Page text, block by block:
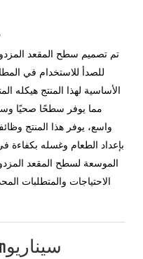
تم تصميم سطح المقعد
للصدأ للاستخدام في
الأساسية لهذا المنتج هيكله
مما يوفر سطحًا صحيًا
واسع، يوفر هذا المنتج
بإعداد الطعام وغسله بكفاءة
الموسعة لسطح المقعد
الاحتياجات والمتطلبات
Plicالدعاء Cenسيناريو